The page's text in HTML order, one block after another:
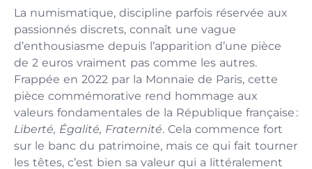
La numismatique, discipline parfois réservée aux
passionnés discrets, connaît une vague
d’enthousiasme depuis l’apparition d’une pièce
de 2 euros vraiment pas comme les autres.
Frappée en 2022 par la Monnaie de Paris, cette
pièce commémorative rend hommage aux
valeurs fondamentales de la République française :
Liberté, Égalité, Fraternité. Cela commence fort
sur le banc du patrimoine, mais ce qui fait tourner
les têtes, c’est bien sa valeur qui a littéralement